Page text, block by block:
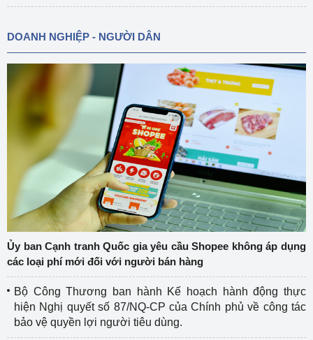
DOANH NGHIỆP - NGƯỜI DÂN
Ủy ban Cạnh tranh Quốc gia yêu cầu Shopee không áp dụng
các loại phí mới đối với người bán hàng
Bộ Công Thương ban hành Kế hoạch hành động thực
hiện Nghị quyết số 87/NQ-CP của Chính phủ về công tác
bảo vệ quyền lợi người tiêu dùng.